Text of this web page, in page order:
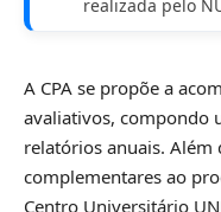
realizada pelo
A CPA se propõe a
avaliativos, compondo
relatórios anuais. Além
complementares ao
Centro Universitário